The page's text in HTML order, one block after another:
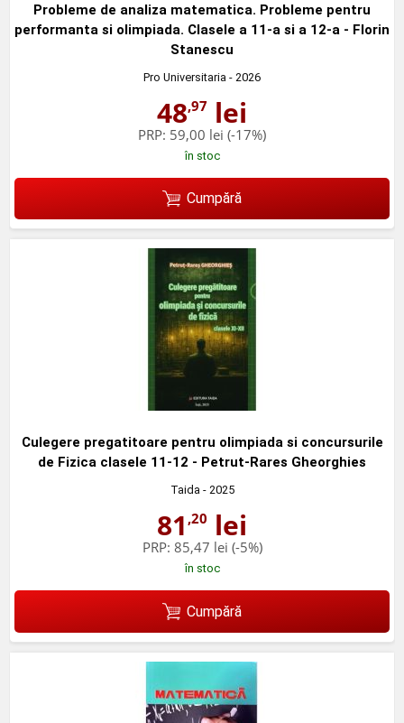
Probleme de analiza matematica. Probleme pentru
performanta si olimpiada. Clasele a 11-a si a 12-a - Florin
Stanescu
Pro Universitaria - 2026
48,97 lei
PRP: 59,00 lei (-17%)
în stoc
Cumpără
Culegere pregatitoare pentru olimpiada si concursurile
de Fizica clasele 11-12 - Petrut-Rares Gheorghies
Taida- 2025
81 ,20 lei
PRP: 85,47 lei (-5%)
în stoc
Cumpără